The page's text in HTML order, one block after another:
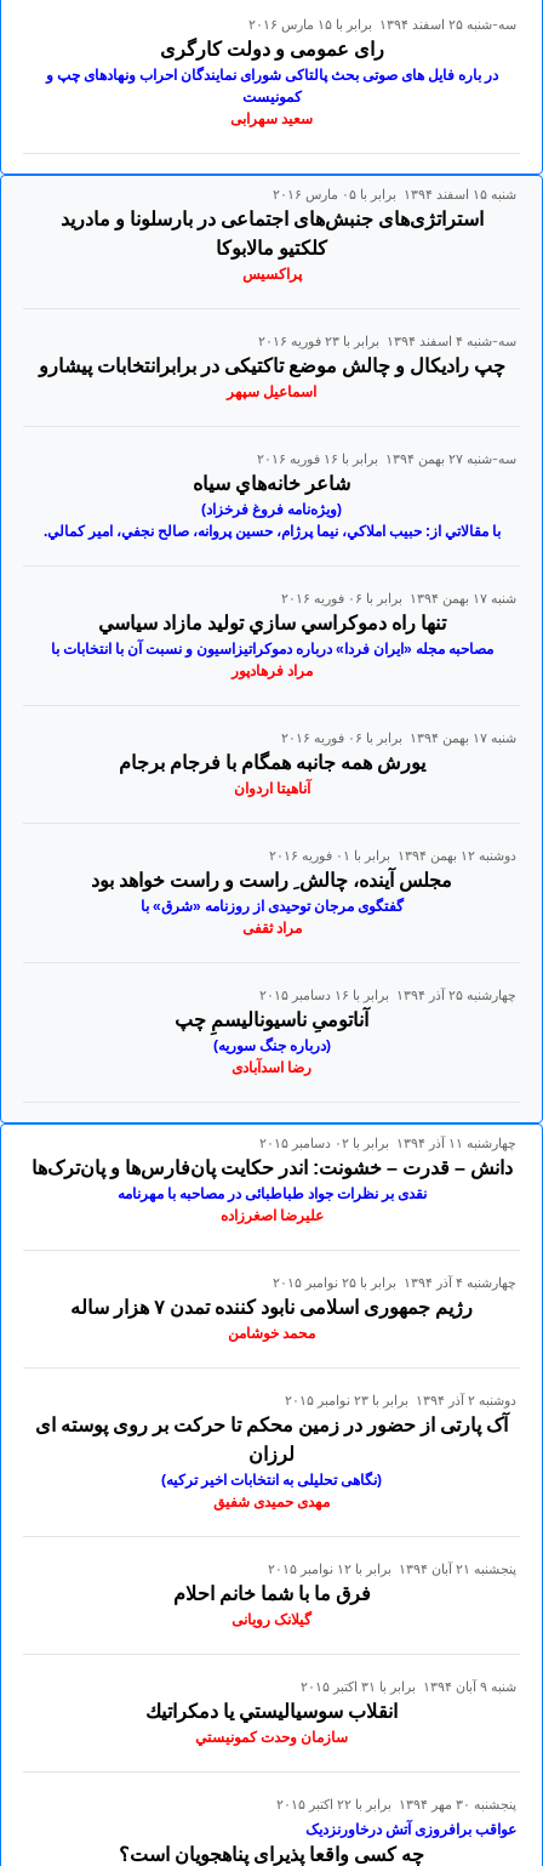
سه-شنبه ۲۵ اسفند ۱۳۹۴ برابر با ۱۵ مارس ۲۰۱۶
رای عمومی و دولت کارگری
در باره فایل های صوتی بحث پالتاکی شورای نمایندگان احراب ونهادهای چپ و
کمونیست
سعید سهرابی
شنبه ۱۵ اسفند ۱۳۹۴ برابر با ۰۵ مارس ۲۰۱۶
استراتژی‌های جنبش‌های اجتماعی در بارسلونا و مادرید
کلکتیو مالابوکا
پراکسیس
سه-شنبه ۴ اسفند ۱۳۹۴ برابر با ۲۳ فوريه ۲۰۱۶
چپ رادیکال و چالش موضع تاکتیکی در برابرانتخابات پیشارو
اسماعیل سپهر
سه-شنبه ۲۷ بهمن ۱۳۹۴ برابر با ۱۶ فوريه ۲۰۱۶
شاعر خانه‌هاي سياه
(ويژه‌نامه فروغ فرخزاد)
با مقالاتي از: حبيب املاکي، نيما پرژام، حسين پروانه، صالح نجفي، امير کمالي.
شنبه ۱۷ بهمن ۱۳۹۴ برابر با ۰۶ فوريه ۲۰۱۶
تنها راه دموکراسي سازي توليد مازاد سياسي
مصاحبه مجله «ايران فردا» درباره دموکراتيزاسيون و نسبت آن با انتخابات با
مراد فرهادپور
شنبه ۱۷ بهمن ۱۳۹۴ برابر با ۰۶ فوريه ۲۰۱۶
یورش همه جانبه همگام با فرجام برجام
آناهیتا اردوان
دوشنبه ۱۲ بهمن ۱۳۹۴ برابر با ۰۱ فوريه ۲۰۱۶
مجلس آینده، چالش ِ راست و راست خواهد بود
گفتگوی مرجان توحیدی از روزنامه «شرق» با
مراد ثقفی
چهارشنبه ۲۵ آذر ۱۳۹۴ برابر با ۱۶ دسامبر ۲۰۱۵
آناتومیِ ناسیونالیسمِ چپ
(درباره جنگ سوریه)
رضا اسدآبادی
چهارشنبه ۱۱ آذر ۱۳۹۴ برابر با ۰۲ دسامبر ۲۰۱۵
دانش – قدرت – خشونت: اندر حکایت پان‌فارس‌ها و پان‌ترک‌ها
نقدی بر نظرات جواد طباطبائی در مصاحبه با مهرنامه
علیرضا اصغرزاده
چهارشنبه ۴ آذر ۱۳۹۴ برابر با ۲۵ نوامبر ۲۰۱۵
رژيم جمهورى اسلامى نابود كننده تمدن ۷ هزار ساله
محمد خوشامن
دوشنبه ۲ آذر ۱۳۹۴ برابر با ۲۳ نوامبر ۲۰۱۵
آک پارتی از حضور در زمین محکم تا حرکت بر روی پوسته ای
لرزان
(نگاهی تحلیلی به انتخابات اخیر ترکیه)
مهدی حمیدی شفیق
پنجشنبه ۲۱ آبان ۱۳۹۴ برابر با ۱۲ نوامبر ۲۰۱۵
فرق ما با شما خانم احلام
گیلانک رویانی
شنبه ۹ آبان ۱۳۹۴ برابر با ۳۱ اکتبر ۲۰۱۵
انقلاب سوسياليستي يا دمكراتيك
سازمان وحدت كمونيستي
پنجشنبه ۳۰ مهر ۱۳۹۴ برابر با ۲۲ اکتبر ۲۰۱۵
عواقب برافروزی آتش درخاورنزدیک
چه کسی واقعا پذیرای پناهجویان است؟